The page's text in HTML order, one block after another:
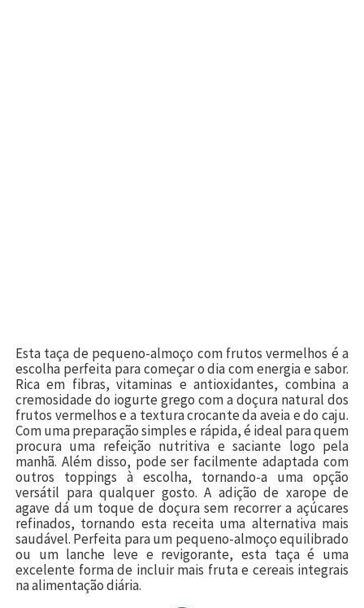
Esta taça de pequeno-almoço com frutos vermelhos é a
escolha perfeita para começar o dia com energia e sabor.
Rica em fibras, vitaminas e antioxidantes, combina a
cremosidade do iogurte grego com a doçura natural dos
frutos vermelhos e a textura crocante da aveia e do caju.
Com uma preparação simples e rápida, é ideal para quem
procura uma refeição nutritiva e saciante logo pela
manhã. Além disso, pode ser facilmente adaptada com
outros toppings à escolha, tornando-a uma opção
versátil para qualquer gosto. A adição de xarope de
agave dá um toque de doçura sem recorrer a açúcares
refinados, tornando esta receita uma alternativa mais
saudável. Perfeita para um pequeno-almoço equilibrado
ou um lanche leve e revigorante, esta taça é uma
excelente forma de incluir mais fruta e cereais integrais
na alimentação diária.